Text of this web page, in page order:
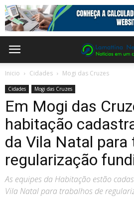
Inicio Cidades Mogi das Cruzes
Cidades Mogi das Cruzes
Em Mogi das
habitação
da Vila Natal para
regularização
As equipes da Habitação estão
Vila Natal para trabalhos de